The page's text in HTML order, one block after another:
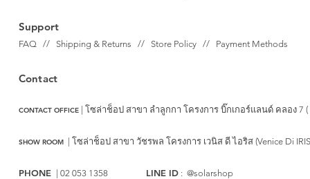
Support
FAQ // Shipping & Returns // Store Policy // Payment Methods
Contact
CONTACT OFFICE | โซล่าช็อป สาขา ลำลูกกา โครงการ บิ๊กเกอร์แลนด์ คลอง 7
SHOW ROOM โซล่าช็อป สาขา วัชรพล โครงการ เวนิส ดี ไอริส (Venice Di
PHONE | 02 053 1358 LINE ID : @solarshop